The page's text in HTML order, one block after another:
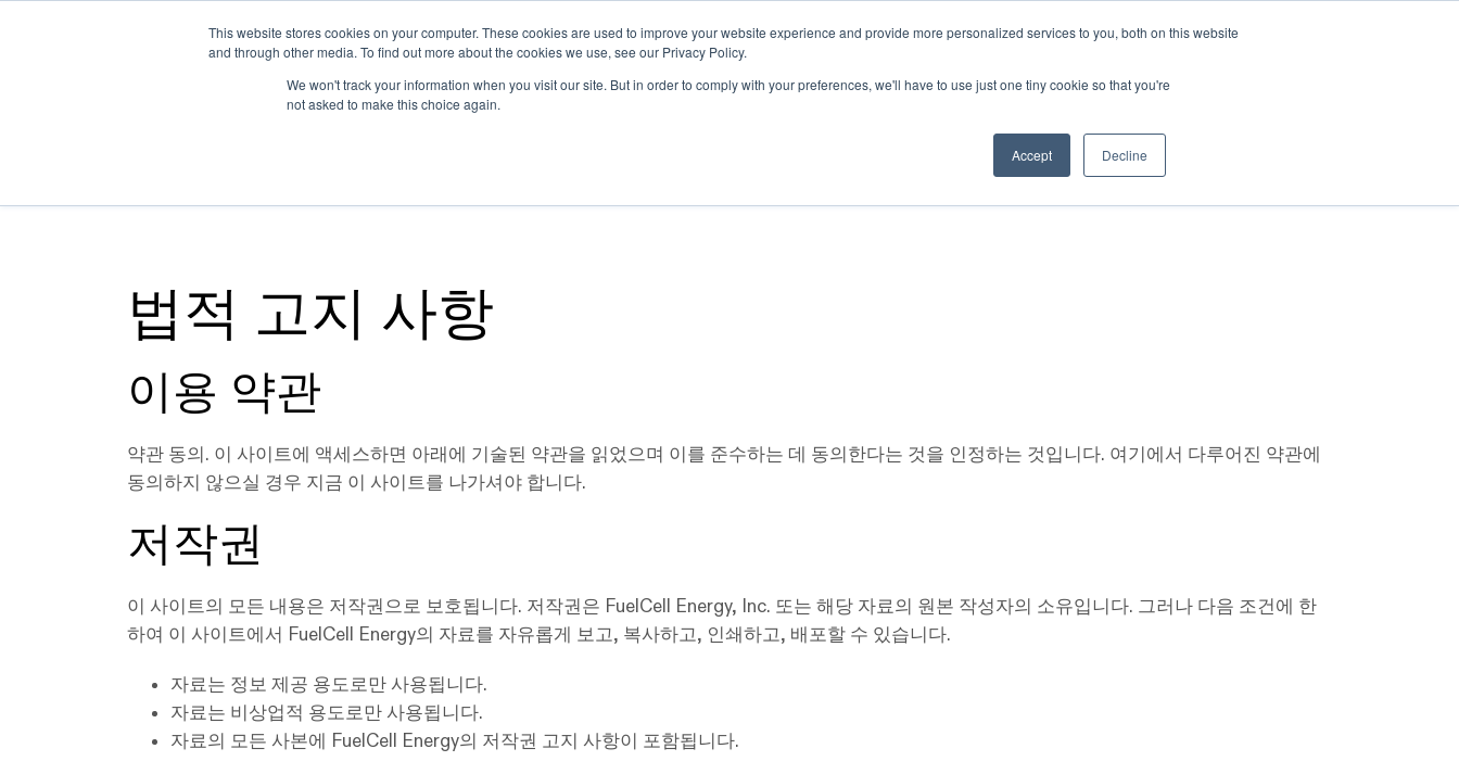
This website stores cookies on your computer. These cookies are used to improve your website experience and provide more personalized services to you, both on this website
and through other media. To find out more about the cookies we use, see our Privacy Policy.
We won't track your information when you visit our site. But in order to comply with your preferences, we'll have to use just one tiny cookie so that you're
not asked to make this choice again.
Accept Decline
Skip to main content
솔루션 플랫폼
법적 고지 사항
이용 약관
약관 동의. 이 사이트에 액세스하면 아래에 기술된 약관을 읽었으며 이를 준수하는 데 동의한다는 것을 인정하는 것입니다. 여기에서 다루어진 약관에
동의하지 않으실 경우 지금 이 사이트를 나가셔야 합니다.
저작권
이 사이트의 모든 내용은 저작권으로 보호됩니다. 저작권은 FuelCell Energy, Inc. 또는 해당 자료의 원본 작성자의 소유입니다. 그러나 다음 조건에 한
하여 이 사이트에서 FuelCell Energy의 자료를 자유롭게 보고, 복사하고, 인쇄하고, 배포할 수 있습니다.
자료는 정보 제공 용도로만 사용됩니다.
자료는 비상업적 용도로만 사용됩니다.
자료의 모든 사본에 FuelCell Energy의 저작권 고지 사항이 포함됩니다.